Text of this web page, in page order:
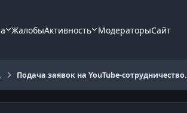
ЖалобыАктивность МодераторыСайт
Подача заявок на YouTube-сотрудничество.